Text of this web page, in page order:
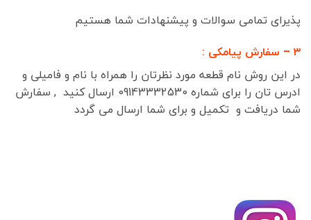
پذیرای تمامی سوالات و پیشنهادات شما هستیم
۳ – سفارش پیامکی :
در این روش نام قطعه مورد نظرتان را همراه با نام و فامیلی و
ادرس تان را برای شماره 09143332530 ارسال کنید , سفارش
شما دریافت و تکمیل و برای شما ارسال می گردد